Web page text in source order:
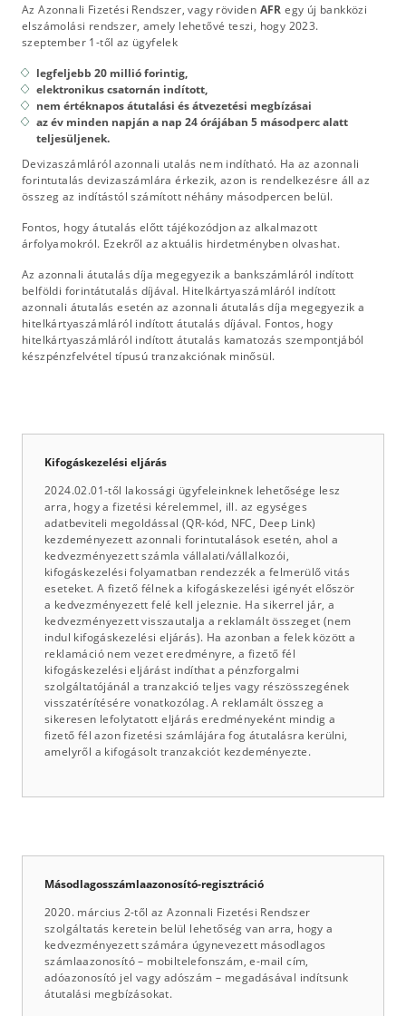
Az Azonnali Fizetési Rendszer, vagy röviden AFR egy új bankközi
elszámolási rendszer, amely lehetővé teszi, hogy 2023.
szeptember 1-től az ügyfelek
legfeljebb 20 millió forintig,
elektronikus csatornán indított,
nem értéknapos átutalási és átvezetési megbízásai
az év minden napján a nap 24 órájában 5 másodperc alatt
teljesüljenek.
Devizaszámláról azonnali utalás nem indítható. Ha az azonnali
forintutalás devizaszámlára érkezik, azon is rendelkezésre áll az
összeg az indítástól számított néhány másodpercen belül.
Fontos, hogy átutalás előtt tájékozódjon az alkalmazott
árfolyamokról. Ezekről az aktuális hirdetményben olvashat.
Az azonnali átutalás díja megegyezik a bankszámláról indított
belföldi forintátutalás díjával. Hitelkártyaszámláról indított
azonnali átutalás esetén az azonnali átutalás díja megegyezik a
hitelkártyaszámláról indított átutalás díjával. Fontos, hogy
hitelkártyaszámláról indított átutalás kamatozás szempontjából
készpénzfelvétel típusú tranzakciónak minősül.
Kifogáskezelési eljárás
2024.02.01-től lakossági ügyfeleinknek lehetősége lesz
arra, hogy a fizetési kérelemmel, ill. az egységes
adatbeviteli megoldással (QR-kód, NFC, Deep Link)
kezdeményezett azonnali forintutalások esetén, ahol a
kedvezményezett számla vállalati/vállalkozói,
kifogáskezelési folyamatban rendezzék a felmerülő vitás
eseteket. A fizető félnek a kifogáskezelési igényét először
a kedvezményezett felé kell jeleznie. Ha sikerrel jár, a
kedvezményezett visszautalja a reklamált összeget (nem
indul kifogáskezelési eljárás). Ha azonban a felek között a
reklamáció nem vezet eredményre, a fizető fél
kifogáskezelési eljárást indíthat a pénzforgalmi
szolgáltatójánál a tranzakció teljes vagy részösszegének
visszatérítésére vonatkozólag. A reklamált összeg a
sikeresen lefolytatott eljárás eredményeként mindig a
fizető fél azon fizetési számlájára fog átutalásra kerülni,
amelyről a kifogásolt tranzakciót kezdeményezte.
Másodlagosszámlaazonosító-regisztráció
2020. március 2-től az Azonnali Fizetési Rendszer
szolgáltatás keretein belül lehetőség van arra, hogy a
kedvezményezett számára úgynevezett másodlagos
számlaazonosító – mobiltelefonszám, e-mail cím,
adóazonosító jel vagy adószám – megadásával indítsunk
átutalási megbízásokat.